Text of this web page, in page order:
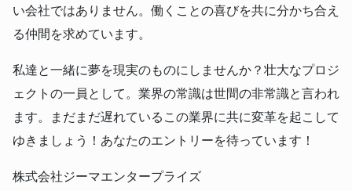
い会社ではありません。働くことの喜びを共に分かち合え
る仲間を求めています。
私達と一緒に夢を現実のものにしませんか？壮大なプロジ
ェクトの一員として。業界の常識は世間の非常識と言われ
ます。まだまだ遅れているこの業界に共に変革を起こして
ゆきましょう！あなたのエントリーを待っています！
株式会社ジーマエンタープライズ